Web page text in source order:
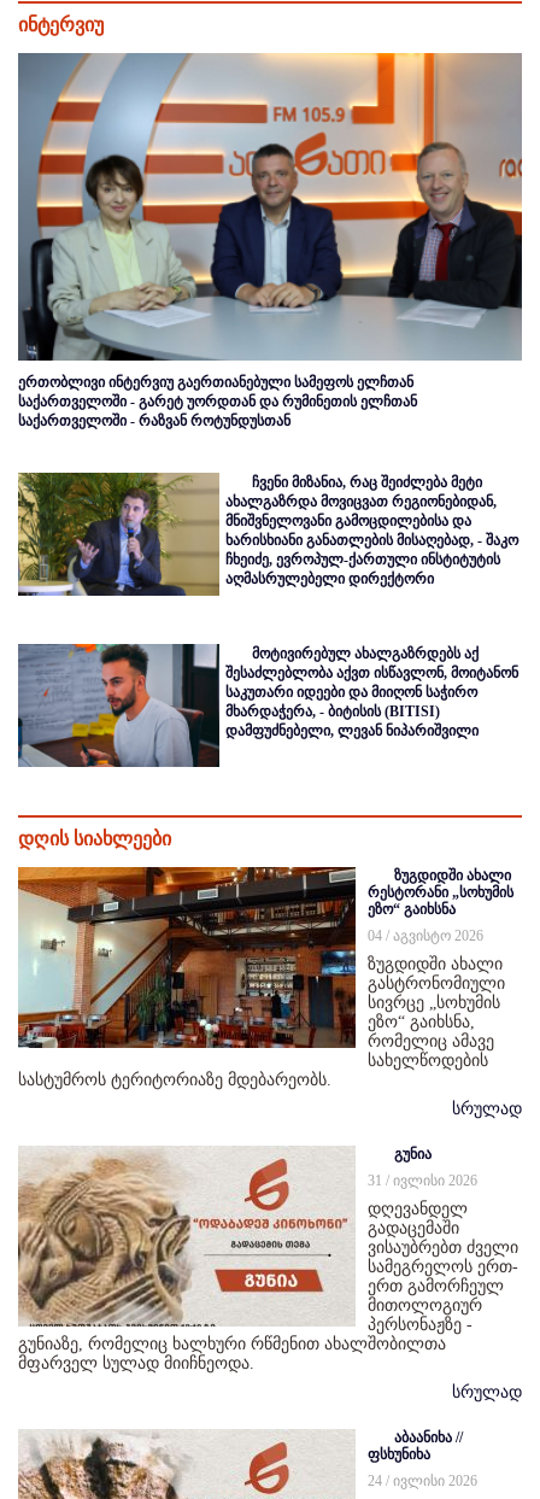
ინტერვიუ
ერთობლივი ინტერვიუ გაერთიანებული სამეფოს ელჩთან
საქართველოში - გარეტ უორდთან და რუმინეთის ელჩთან
საქართველოში - რაზვან როტუნდუსთან
ჩვენი მიზანია, რაც შეიძლება მეტი
ახალგაზრდა მოვიცვათ რეგიონებიდან,
მნიშვნელოვანი გამოცდილებისა და
ხარისხიანი განათლების მისაღებად, - შაკო
ჩხეიძე, ევროპულ-ქართული ინსტიტუტის
აღმასრულებელი დირექტორი
მოტივირებულ ახალგაზრდებს აქ
შესაძლებლობა აქვთ ისწავლონ, მოიტანონ
საკუთარი იდეები და მიიღონ საჭირო
მხარდაჭერა, - ბიტისის (BITISI)
დამფუძნებელი, ლევან ნიპარიშვილი
დღის სიახლეები
ზუგდიდში ახალი
რესტორანი „სოხუმის
ეზო“ გაიხსნა
04 / აგვისტო 2026
ზუგდიდში ახალი
გასტრონომიული
სივრცე „სოხუმის
ეზო“ გაიხსნა,
რომელიც ამავე
სახელწოდების
სასტუმროს ტერიტორიაზე მდებარეობს.
სრულად
გუნია
31 / ივლისი 2026
დღევანდელ
გადაცემაში
ვისაუბრებთ ძველი
სამეგრელოს ერთ-
ერთ გამორჩეულ
მითოლოგიურ
პერსონაჟზე -
გუნიაზე, რომელიც ხალხური რწმენით ახალშობილთა
მფარველ სულად მიიჩნეოდა.
სრულად
აბაანიხა //
ფსხუნიხა
24 / ივლისი 2026